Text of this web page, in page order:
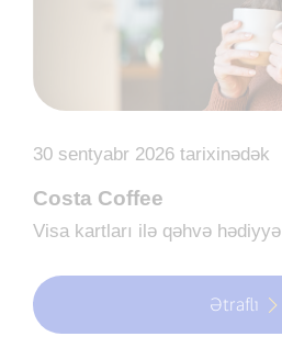
30 sentyabr 2026 tarixinədək
Costa Coffee
Visa kartları ilə qəhvə hədiyyə
Ətraflı